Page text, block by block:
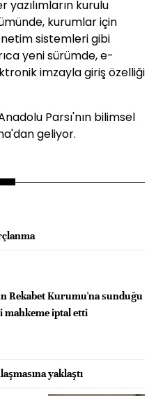
kurulu
kurumlar için
sistemleri gibi
yeni sürümde, e-
imzayla giriş özelliği
Parsı'nın bilimsel
geliyor.
Rekabet Kurumu'na sunduğu
mahkeme iptal etti
yaklaştı